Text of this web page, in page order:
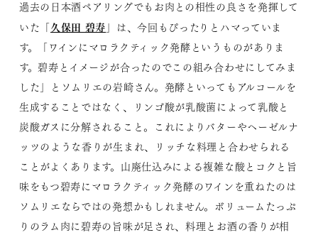
過去の日本酒ペアリングでもお肉との相性の良さを発揮して
いた「久保田 碧寿 」は、今回もぴったりとハマっていま
す。「ワインにマロラクティック発酵というものがありま
す。碧寿とイメージが合ったのでこの組み合わせにしてみま
した」とソムリエの岩崎さん。発酵といってもアルコールを
生成することではなく、リンゴ酸が乳酸菌によって乳酸と
炭酸ガスに分解されること。これによりバターやヘーゼルナ
ッツのような香りが生まれ、リッチな料理と合わせられる
ことがよくあります。山廃仕込みによる複雑な酸とコクと旨
味をもつ碧寿にマロラクティック発酵のワインを重ねたのは
ソムリエならではの発想かもしれません。ボリュームたっぷ
りのラム肉に碧寿の旨味が足され、料理とお酒の香りが相